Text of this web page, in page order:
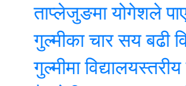
ताप्लेजुङमा योगेशले पाएनन्
गुल्मीका चार सय बढी
गुल्मीमा विद्यालयस्तरीय